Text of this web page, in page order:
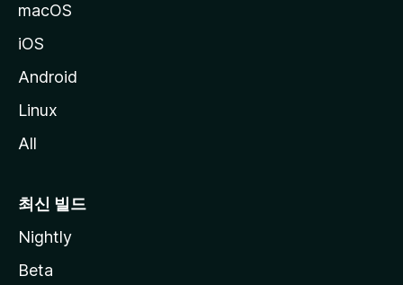
macOS
iOS
Android
Linux
All
최신 빌드
Nightly
Beta